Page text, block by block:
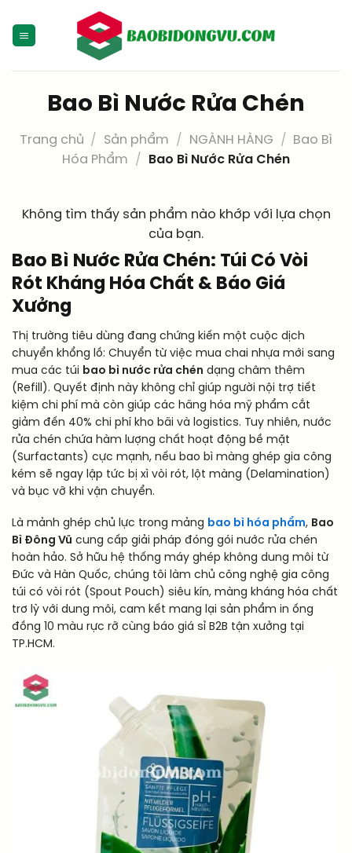
to
content
Bao Bì Nước Rửa Chén
Trang chủ / Sản phẩm / NGÀNH HÀNG /
Bao Bì
Hóa Phẩm
/ Bao Bì Nước Rửa Chén
Không tìm thấy sản phẩm nào khớp với lựa chọn
của bạn.
Bao Bì Nước Rửa Chén: Túi Có Vòi
Rót Kháng Hóa Chất & Báo Giá
Xưởng
Thị trường tiêu dùng đang chứng kiến một cuộc dịch
chuyển khổng lồ: Chuyển từ việc mua chai nhựa mới sang
mua các túi bao bì nước rửa chén dạng châm thêm
(Refill). Quyết định này không chỉ giúp người nội trợ tiết
kiệm chi phí mà còn giúp các hãng hóa mỹ phẩm cắt
giảm đến 40% chi phí kho bãi và logistics. Tuy nhiên, nước
rửa chén chứa hàm lượng chất hoạt động bề mặt
(Surfactants) cực mạnh, nếu bao bì màng ghép gia công
kém sẽ ngay lập tức bị xì vòi rót, lột màng (Delamination)
và bục vỡ khi vận chuyển.
Là mảnh ghép chủ lực trong mảng bao bì hóa phẩm, Bao
Bì Đông Vũ cung cấp giải pháp đóng gói nước rửa chén
hoàn hảo. Sở hữu hệ thống máy ghép không dung môi từ
Đức và Hàn Quốc, chúng tôi làm chủ công nghệ gia công
túi có vòi rót (Spout Pouch) siêu kín, màng kháng hóa chất
trơ lỳ với dung môi, cam kết mang lại sản phẩm in ống
đồng 10 màu rực rỡ cùng báo giá sỉ B2B tận xưởng tại
TP.HCM.